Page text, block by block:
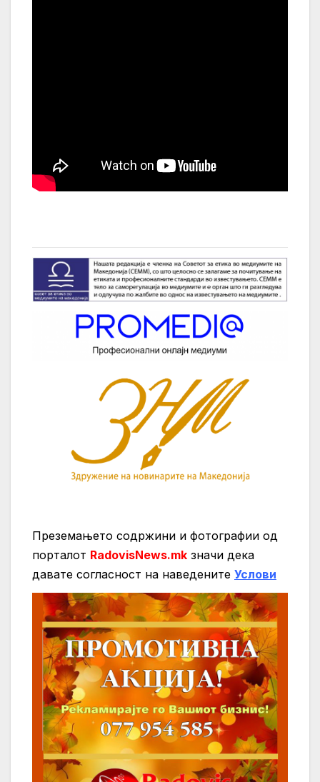
Преземањето содржини и фотографии од
порталот RadovisNews.mk значи дека
давате согласност на нaведените Услови